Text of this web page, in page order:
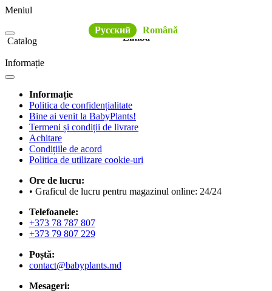
Meniul
Limba
Русский
Română
Catalog
Informație
Informație
Politica de confidențialitate
Bine ai venit la BabyPlants!
Termeni și condiții de livrare
Achitare
Condițiile de acord
Politica de utilizare cookie-uri
Ore de lucru:
• Graficul de lucru pentru magazinul online: 24/24
Telefoanele:
+373 78 787 807
+373 79 807 229
Poștă:
contact@babyplants.md
Mesageri: